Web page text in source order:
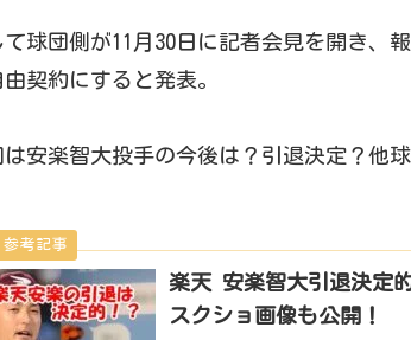
て球団側が11月30日に記者会見を開き、
契約にすると発表。
は安楽智大投手の今後は？引退決定？
楽天 安楽智大引退決定
スクショ画像も公開！